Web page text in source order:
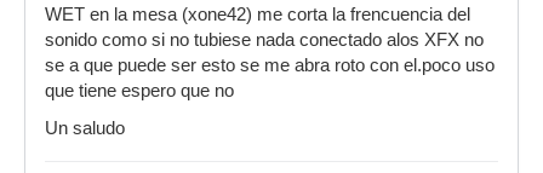
WET en la mesa (xone42) me corta la frencuencia del
sonido como si no tubiese nada conectado alos XFX no
se a que puede ser esto se me abra roto con el.poco uso
que tiene espero que no
Un saludo